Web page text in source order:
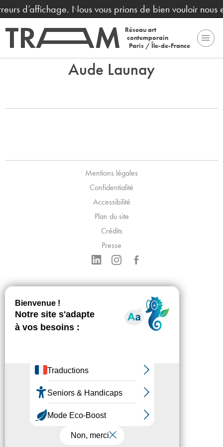
d’affichage. Nous vous prions de bien vouloir
Réseau art
contemporain
Paris / Île-de-France
Aude Launay
Mentions légales
Confidentialité
Accessibilité
Plan du site
Crédits
Presse